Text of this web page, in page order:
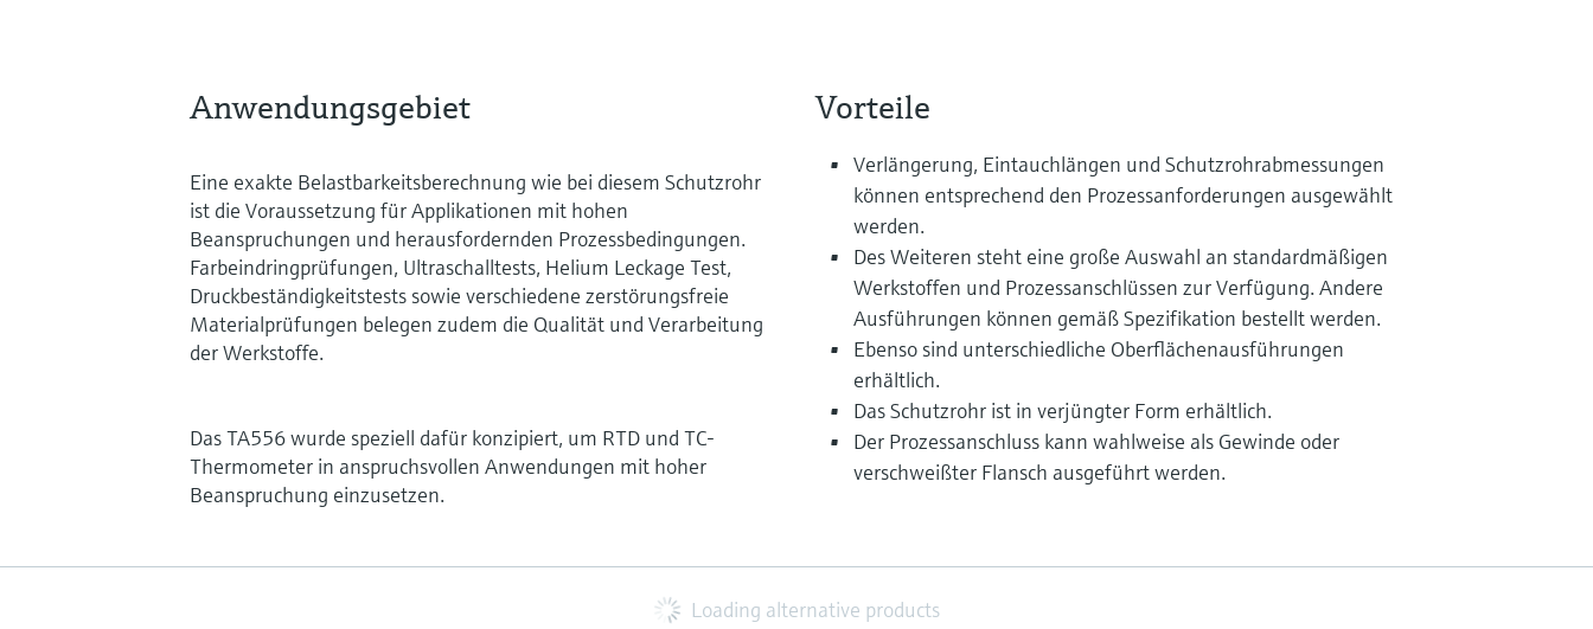
Anwendungsgebiet
Eine exakte Belastbarkeitsberechnung wie bei diesem Schutzrohr
ist die Voraussetzung für Applikationen mit hohen
Beanspruchungen und herausfordernden Prozessbedingungen.
Farbeindringprüfungen, Ultraschalltests, Helium Leckage Test,
Druckbeständigkeitstests sowie verschiedene zerstörungsfreie
Materialprüfungen belegen zudem die Qualität und Verarbeitung
der Werkstoffe.
Das TA556 wurde speziell dafür konzipiert, um RTD und TC-
Thermometer in anspruchsvollen Anwendungen mit hoher
Beanspruchung einzusetzen.
Vorteile
Verlängerung, Eintauchlängen und Schutzrohrabmessungen
können entsprechend den Prozessanforderungen ausgewählt
werden.
Des Weiteren steht eine große Auswahl an standardmäßigen
Werkstoffen und Prozessanschlüssen zur Verfügung. Andere
Ausführungen können gemäß Spezifikation bestellt werden.
Ebenso sind unterschiedliche Oberflächenausführungen
erhältlich.
Das Schutzrohr ist in verjüngter Form erhältlich.
Der Prozessanschluss kann wahlweise als Gewinde oder
verschweißter Flansch ausgeführt werden.
Loading alternative products